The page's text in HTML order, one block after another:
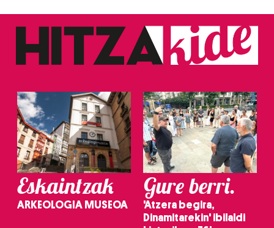
Eskaintzak
ARKEOLOGIA MUSEOA
Gure berri.
'Atzera begira,
Dinamitarekin' ibilaldi